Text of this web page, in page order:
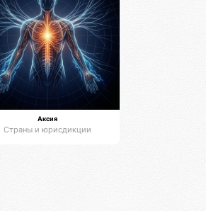
Аксия
Страны и юрисдикции